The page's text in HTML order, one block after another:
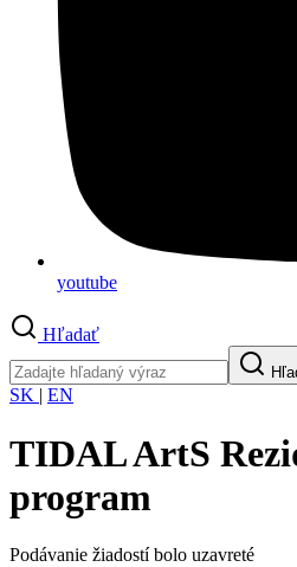
youtube
Hľadať
SK | EN
TIDAL ArtS
program
Podávanie žiadostí bolo uzavreté